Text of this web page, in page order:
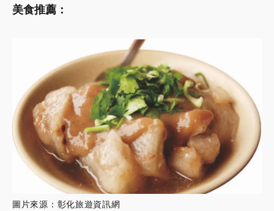
美食推薦：
圖片來源：彰化旅遊資訊網